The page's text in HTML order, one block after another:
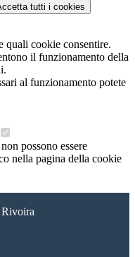
tutti i cookies
quali cookie consentire.
il funzionamento della
al funzionamento potete
possono essere
nella pagina della cookie